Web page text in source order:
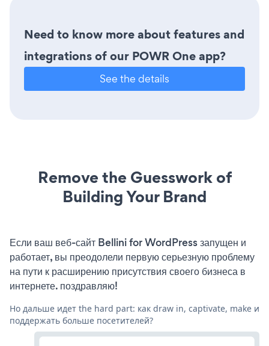
Need to know more about features and
integrations of our POWR One app?
See the details
Remove the Guesswork of
Building Your Brand
Если ваш веб-сайт Bellini for WordPress запущен и
работает, вы преодолели первую серьезную проблему
на пути к расширению присутствия своего бизнеса в
интернете. поздравляю!
Но дальше идет the hard part: как draw in, captivate, make и
поддержать больше посетителей?